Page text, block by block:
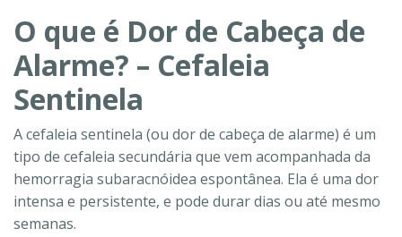
O que é Dor de Cabeça de
Alarme? – Cefaleia
Sentinela
A cefaleia sentinela (ou dor de cabeça de alarme) é um
tipo de cefaleia secundária que vem acompanhada da
hemorragia subaracnóidea espontânea. Ela é uma dor
intensa e persistente, e pode durar dias ou até mesmo
semanas.